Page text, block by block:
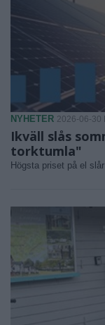
NYHETER 2026-06-30
Ikväll slås
torktumla"
Högsta priset på el